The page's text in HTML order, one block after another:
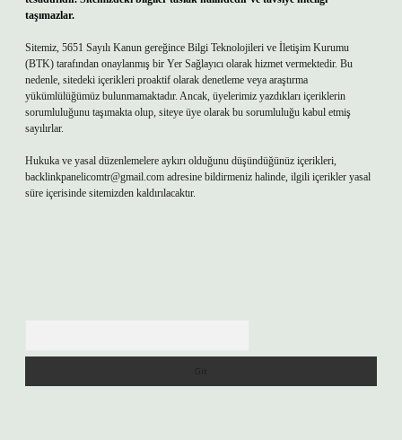
taşımazlar.
Sitemiz, 5651 Sayılı Kanun gereğince Bilgi Teknolojileri ve İletişim Kurumu
(BTK) tarafından onaylanmış bir Yer Sağlayıcı olarak hizmet vermektedir. Bu
nedenle, sitedeki içerikleri proaktif olarak denetleme veya araştırma
yükümlülüğümüz bulunmamaktadır. Ancak, üyelerimiz yazdıkları içeriklerin
sorumluluğunu taşımakta olup, siteye üye olarak bu sorumluluğu kabul etmiş
sayılırlar.
Hukuka ve yasal düzenlemelere aykırı olduğunu düşündüğünüz içerikleri,
backlinkpanelicomtr@gmail.com adresine bildirmeniz halinde, ilgili içerikler yasal
süre içerisinde sitemizden kaldırılacaktır.